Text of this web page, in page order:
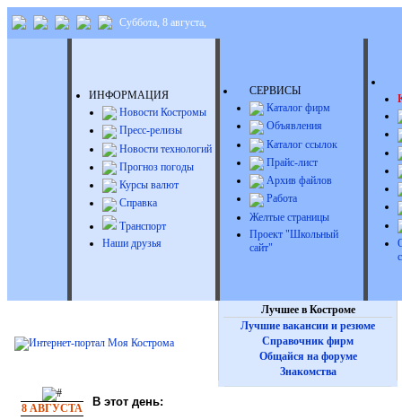
Суббота, 8 августа,
ИНФОРМАЦИЯ
Новости Костромы
Пресс-релизы
Новости технологий
Прогноз погоды
Курсы валют
Справка
Транспорт
Наши друзья
СЕРВИСЫ
Каталог фирм
Объявления
Каталог ссылок
Прайс-лист
Архив файлов
Работа
Желтые страницы
Проект "Школьный
сайт"
Лучшее в Костроме
Лучшие вакансии и резюме
Справочник фирм
Общайся на форуме
Знакомства
8 АВГУСТА В этот день: